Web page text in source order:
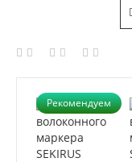
Рекомендуем